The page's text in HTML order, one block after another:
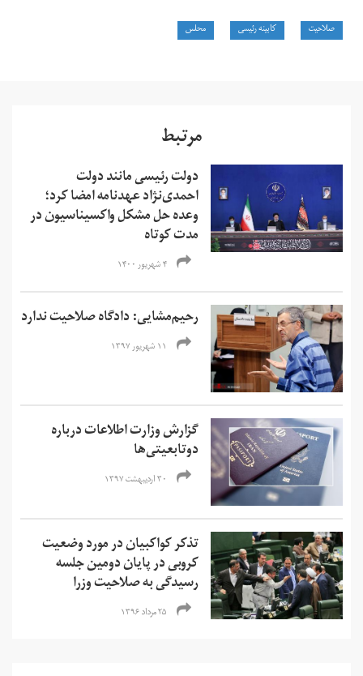
صلاحیت کابینه رئیسی محلس
مرتبط
دولت رئیسی مانند دولت
احمدی‌نژاد عهدنامه امضا کرد؛
وعده حل مشکل واکسیناسیون در
مدت کوتاه
۴ شهریور ۱۴۰۰
رحیم‌مشایی: دادگاه صلاحیت ندارد
۱۱ شهریور ۱۳۹۷
گزارش وزارت اطلاعات درباره
دوتابعیتی‌ها
۳۰ اردیبهشت ۱۳۹۷
تذکر کواکبیان در مورد وضعیت
کروبی در پایان دومین جلسه
رسیدگی به صلاحیت وزرا
۲۵ مرداد ۱۳۹۶